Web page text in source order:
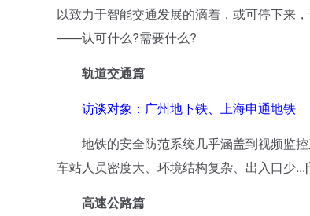
以致力于智能交通发展的滴着，或可停下来
——认可什么?需要什么?
轨道交通篇
访谈对象：广州地下铁、上海申通地铁
地铁的安全防范系统几乎涵盖到视频监控
车站人员密度大、环境结构复杂、出入口少
高速公路篇